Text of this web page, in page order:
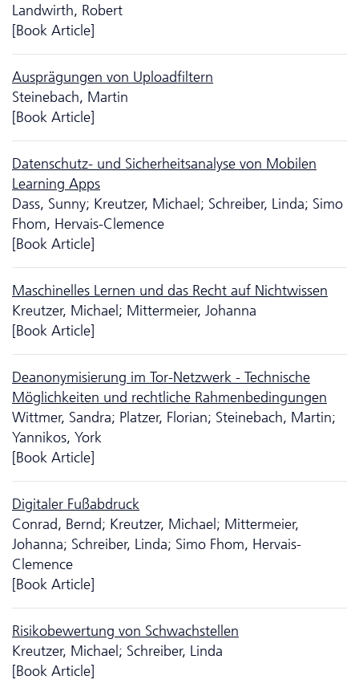
Landwirth, Robert
[Book Article]
Ausprägungen von Uploadfiltern
Steinebach, Martin
[Book Article]
Da­ten­schutz- und Sicherheitsanalyse von Mobilen
Learning Apps
Dass, Sunny; Kreutzer, Michael; Schreiber, Linda; Simo
Fhom, Hervais-Clemence
[Book Article]
Maschinelles Lernen und das Recht auf Nichtwissen
Kreutzer, Michael; Mittermeier, Johanna
[Book Article]
Deanonymisierung im Tor-Netzwerk - Technische
Möglich­keiten und rechtliche Rahmen­bedingungen
Wittmer, Sandra; Platzer, Florian; Steinebach, Martin;
Yannikos, York
[Book Article]
Digitaler Fußabdruck
Conrad, Bernd; Kreutzer, Michael; Mittermeier,
Johanna; Schreiber, Linda; Simo Fhom, Hervais-
Clemence
[Book Article]
Risikobewertung von Schwachstellen
Kreutzer, Michael; Schreiber, Linda
[Book Article]